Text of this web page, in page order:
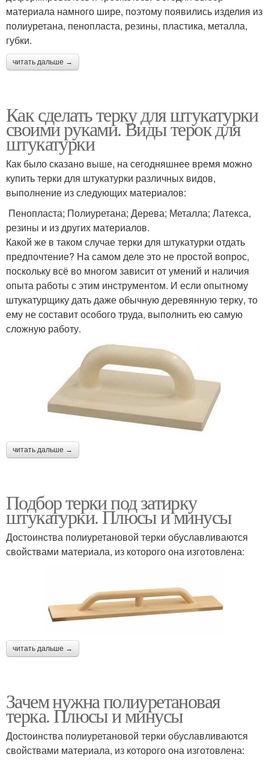
материала намного шире, поэтому появились изделия из
полиуретана, пенопласта, резины, пластика, металла,
губки.
читать дальше →
Как сделать терку для штукатурки
своими руками. Виды терок для
штукатурки
Как было сказано выше, на сегодняшнее время можно
купить терки для штукатурки различных видов,
выполнение из следующих материалов:
Пенопласта; Полиуретана; Дерева; Металла; Латекса,
резины и из других материалов.
Какой же в таком случае терки для штукатурки отдать
предпочтение? На самом деле это не простой вопрос,
поскольку всё во многом зависит от умений и наличия
опыта работы с этим инструментом. И если опытному
штукатурщику дать даже обычную деревянную терку, то
ему не составит особого труда, выполнить ею самую
сложную работу.
читать дальше →
Подбор терки под затирку
штукатурки. Плюсы и минусы
Достоинства полиуретановой терки обуславливаются
свойствами материала, из которого она изготовлена:
читать дальше →
Зачем нужна полиуретановая
терка. Плюсы и минусы
Достоинства полиуретановой терки обуславливаются
свойствами материала, из которого она изготовлена: